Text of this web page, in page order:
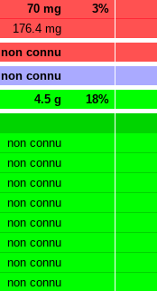
70 mg
3%
176.4 mg
non connu
non connu
4.5 g
18%
non connu
non connu
non connu
non connu
non connu
non connu
non connu
non connu